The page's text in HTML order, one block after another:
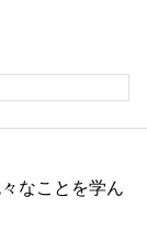
なことを学ん